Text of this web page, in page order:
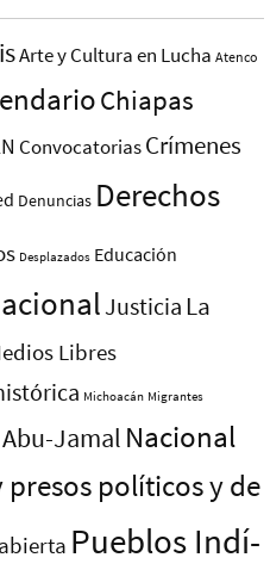
Arte y Cultura en Lucha Atenco
Chiapas
ConvocatoriasCrímenes
Denuncias Derechos
Desplazados Educación
Justicia La
Libres
Michoacán Migrantes
Jamal Nacional
presos polí­ticos y de
Pueblos Indí­